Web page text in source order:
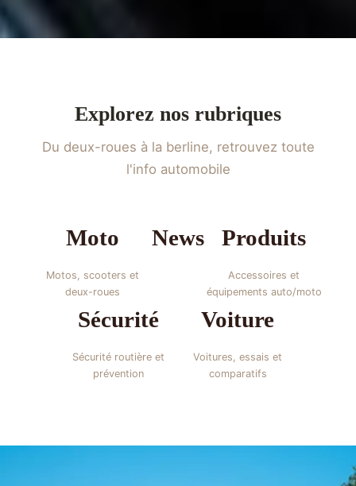
Explorez nos rubriques
Du deux-roues à la berline, retrouvez toute
l'info automobile
Moto
Motos, scooters et
deux-roues
News Produits
Accessoires et
équipements auto/moto
Sécurité
Sécurité routière et
prévention
Voiture
Voitures, essais et
comparatifs